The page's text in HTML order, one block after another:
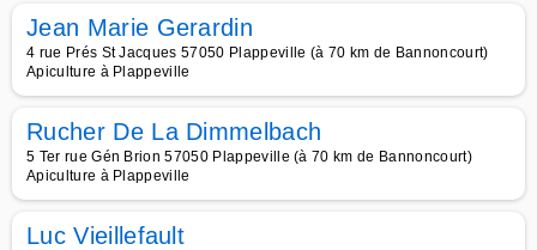
Jean Marie Gerardin
4 rue Prés St Jacques 57050 Plappeville (à 70 km de Bannoncourt)
Apiculture à Plappeville
Rucher De La Dimmelbach
5 Ter rue Gén Brion 57050 Plappeville (à 70 km de Bannoncourt)
Apiculture à Plappeville
Luc Vieillefault